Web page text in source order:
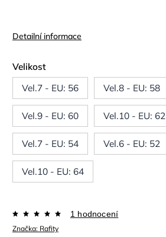
Detailní informace
Velikost
Vel.7 - EU: 56
Vel.8 - EU: 58
Vel.9 - EU: 60 Vel.10 - EU: 62
Vel.7 - EU: 54 Vel.6 - EU: 52
Vel.10 - EU: 64
Značka: Rafity
1 hodnocení